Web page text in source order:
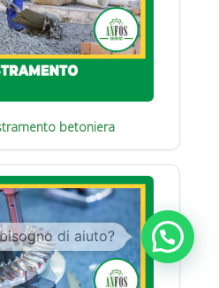
betoniera